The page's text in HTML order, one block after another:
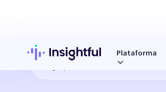
Plataforma
¡Defina los estándares de